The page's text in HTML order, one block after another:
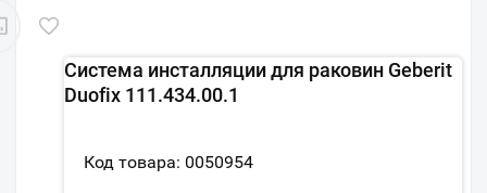
Система инсталляции для раковин Geberit
Duofix 111.434.00.1
Код товара: 0050954